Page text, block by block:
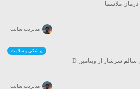
مدیریت سایت
پزشکی و سلامت
مدیریت سایت